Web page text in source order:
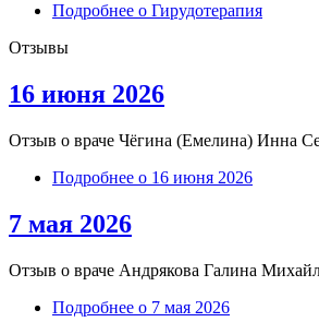
Подробнее о Гирудотерапия
Отзывы
16 июня 2026
Отзыв о враче Чёгина (Емелина) Инна
Подробнее о 16 июня 2026
7 мая 2026
Отзыв о враче Андрякова Галина
Подробнее о 7 мая 2026